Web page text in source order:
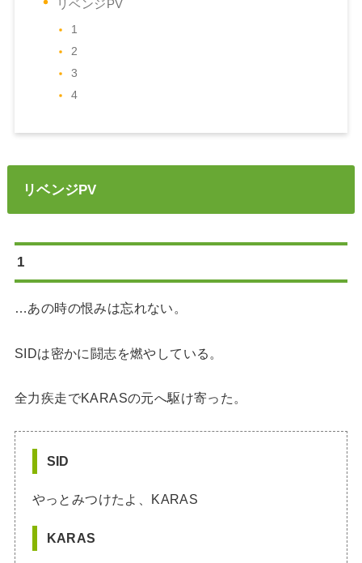
リベンジPV
1
2
3
4
リベンジPV
1
…あの時の恨みは忘れない。
SIDは密かに闘志を燃やしている。
全力疾走でKARASの元へ駆け寄った。
SID
やっとみつけたよ、KARAS
KARAS